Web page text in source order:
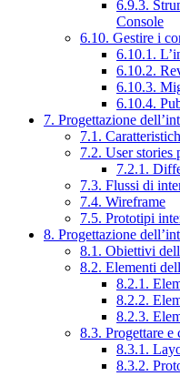
6.9.3.
Console
6.10. Gestire i
6.10.1.
6.10.2.
6.10.3.
6.10.4.
7. Progettazione
7.1.
7.2. User stories
7.2.1.
7.3. Flussi di
7.4. Wireframe
7.5. Prototipi
8. Progettazione
8.1. Obiettivi
8.2. Elementi
8.2.1.
8.2.2.
8.2.3.
8.3. Progettare e
8.3.1.
8.3.2.